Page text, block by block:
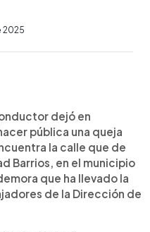
2025
dejó en
pública una queja
la calle que de
Barrios, en el municipio
que ha llevado la
de la Dirección de